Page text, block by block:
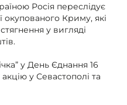
Росія переслідує
окупованого Криму, які
у вигляді
у День Єднання 16
у Севастополі та